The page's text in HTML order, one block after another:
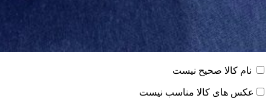
نام کالا صحیح نیست
عکس های کالا مناسب نیست